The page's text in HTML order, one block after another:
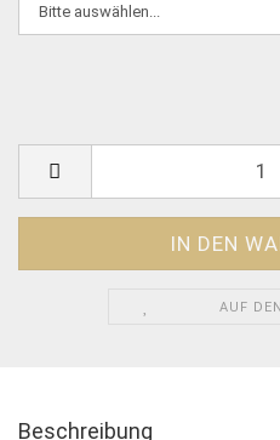
AUF
Beschreibung